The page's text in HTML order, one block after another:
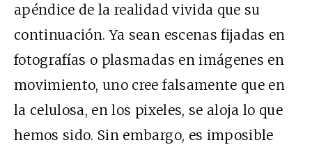
apéndice de la realidad vivida que su
continuación. Ya sean escenas fijadas en
fotografías o plasmadas en imágenes en
movimiento, uno cree falsamente que en
la celulosa, en los pixeles, se aloja lo que
hemos sido. Sin embargo, es imposible